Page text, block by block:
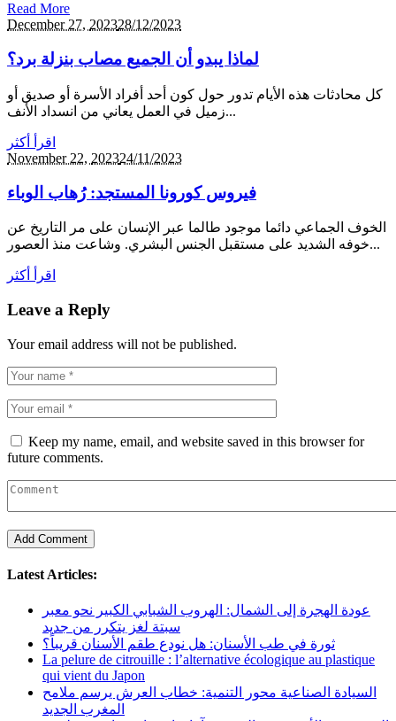
Read More
December 27, 202328/12/2023
لماذا يبدو أن الجميع مصاب بنزلة برد؟
كل محادثات هذه الأيام تدور حول كون أحد أفراد الأسرة أو صديق أو
زميل في العمل يعاني من انسداد الأنف...
اقرأ أكثر
November 22, 202324/11/2023
فيروس كورونا المستجد: رُهاب الوباء
الخوف الجماعي دائما موجود طالما عبر الإنسان على مر التاريخ عن
خوفه الشديد على مستقبل الجنس البشري. وشاعت منذ العصور...
اقرأ أكثر
Leave a Reply
Your email address will not be published.
Keep my name, email, and website saved in this browser for
future comments.
Latest Articles:
عودة الهجرة إلى الشمال: الهروب الشبابي الكبير نحو معبر
سبتة لغز يتكرر من جديد
ثورة في طب الأسنان: هل نودع طقم الأسنان قريباً؟
La pelure de citrouille : l’alternative écologique au plastique
qui vient du Japon
السيادة الصناعية محور التنمية: خطاب العرش يرسم ملامح
المغرب الجديد